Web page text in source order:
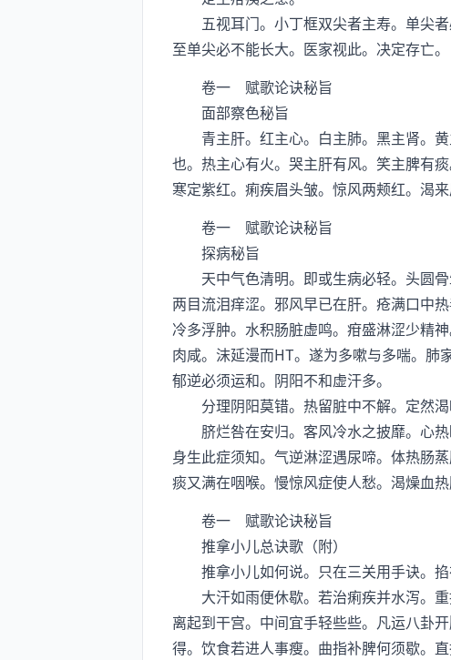
五视耳门。小丁框双尖者主寿。单尖者
至单尖必不能长大。医家视此。决定存亡。
卷一 赋歌论诀秘旨
面部察色秘旨
青主肝。红主心。白主肺。黑主肾。黄
也。热主心有火。哭主肝有风。笑主脾有
寒定紫红。痢疾眉头皱。惊风两颊红。渴来
卷一 赋歌论诀秘旨
探病秘旨
天中气色清明。即或生病必轻。头圆骨
两目流泪痒涩。邪风早已在肝。疮满口中
冷多浮肿。水积肠脏虚鸣。疳盛淋涩少精
肉咸。沫延漫而HT。遂为多嗽与多喘。肺
郁逆必须运和。阴阳不和虚汗多。
分理阴阳莫错。热留脏中不解。定然渴
脐烂咎在安归。客风冷水之披靡。心热
身生此症须知。气逆淋涩遇尿啼。体热肠
痰又满在咽喉。慢惊风症使人愁。渴燥血
卷一 赋歌论诀秘旨
推拿小儿总诀歌（附）
推拿小儿如何说。只在三关用手诀。掐
大汗如雨便休歇。若治痢疾并水泻。重
离起到干宫。中间宜手轻些些。凡运八卦
得。饮食若进人事瘦。曲指补脾何须歇。